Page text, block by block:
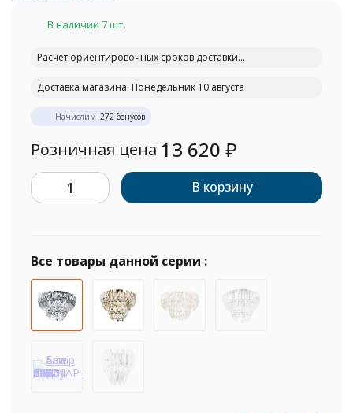
В наличии 7 шт.
Расчёт ориентировочных сроков доставки...
Доставка магазина: Понедельник 10 августа
Начислим+272 бонусов
Розничная цена 13 620 ₽
В корзину
Все товары данной серии :